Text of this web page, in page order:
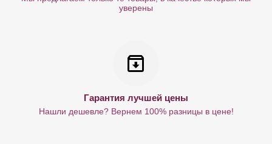
уверены
Гарантия лучшей цены
Нашли дешевле? Вернем 100% разницы в цене!